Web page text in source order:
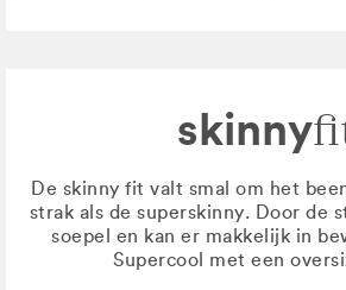
skinny
De skinny fit valt smal om het
strak als de superskinny. Door de
soepel en kan er makkelijk in
Supercool met een